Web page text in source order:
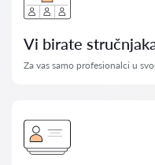
Vi birate
Za vas samo profesionalci u